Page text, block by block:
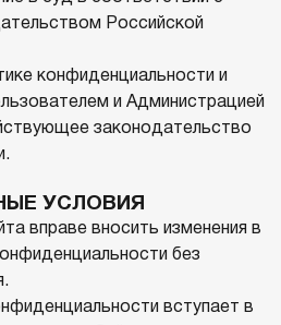
Российской
конфиденциальности и
и Администрацией
законодательство
УСЛОВИЯ
вправе вносить изменения в
без
вступает в